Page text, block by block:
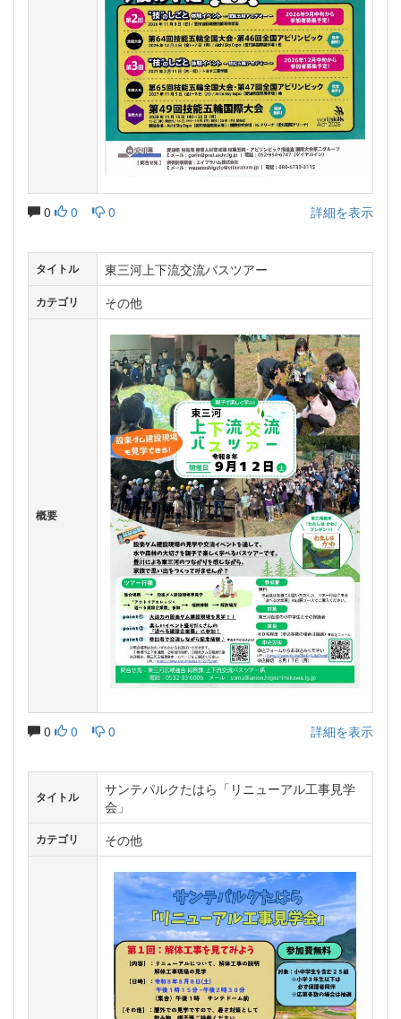
0 0 0 詳細を表示
タイトル 東三河上下流交流バスツアー
カテゴリ その他
概要
0 0 0 詳細を表示
タイトル
サンテパルクたはら「リニューアル工事見学
会」
カテゴリ その他